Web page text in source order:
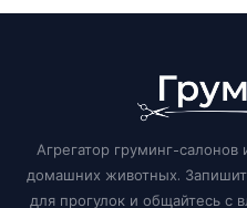
Агрегатор груминг-
домашних животных.
для прогулок и общайтесь с